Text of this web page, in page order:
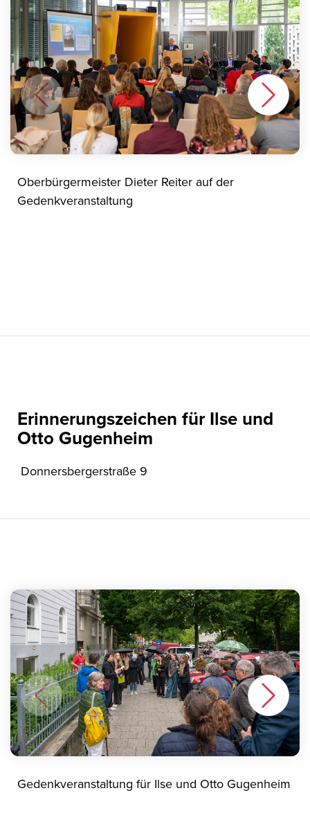
Oberbürgermeister Dieter Reiter auf der
Gedenkveranstaltung
Erinnerungszeichen für Ilse und
Otto Gugenheim
Donnersbergerstraße 9
Gedenkveranstaltung für Ilse und Otto Gugenheim